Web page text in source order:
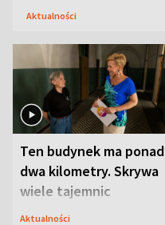
Aktualności
Ten budynek ma ponad
dwa kilometry. Skrywa
wiele tajemnic
Aktualności